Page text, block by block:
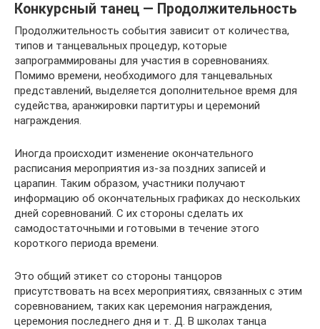
Конкурсный танец — Продолжительность
Продолжительность события зависит от количества,
типов и танцевальных процедур, которые
запрограммированы для участия в соревнованиях.
Помимо времени, необходимого для танцевальных
представлений, выделяется дополнительное время для
судейства, аранжировки партитуры и церемоний
награждения.
Иногда происходит изменение окончательного
расписания мероприятия из-за поздних записей и
царапин. Таким образом, участники получают
информацию об окончательных графиках до нескольких
дней соревнований. С их стороны сделать их
самодостаточными и готовыми в течение этого
короткого периода времени.
Это общий этикет со стороны танцоров
присутствовать на всех мероприятиях, связанных с этим
соревнованием, таких как церемония награждения,
церемония последнего дня и т. Д. В школах танца